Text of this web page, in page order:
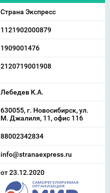
Страна Экспресс
1121902000879
1909001476
2120719001908
Лебедев К.А.
630055, г. Новосибирск, ул.
М. Джалиля, 11, офис 116
88002342834
info@stranaexpress.ru
от 23.12.2020